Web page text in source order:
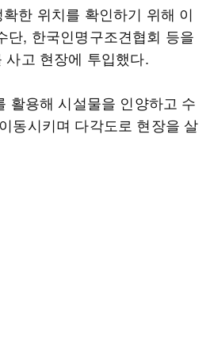
한 위치를 확인하기 위해 이
단, 한국인명구조견협회 등을
사고 현장에 투입했다.
활용해 시설물을 인양하고 수
동시키며 다각도로 현장을 살